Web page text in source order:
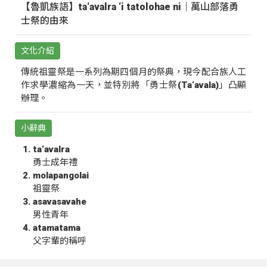
【魯凱族語】ta‘avalra ‘i tatolohae ni｜萬山部落勇
士祭的由來
文化介紹
傳統祖靈祭是一系列為期四個月的祭典，現今配合族人工
作求學濃縮為一天，並特別將「勇士祭(Ta‘avala)」凸顯
辦理。
小辭典
ta‘avalra
勇士成年禮
molapangolai
祖靈祭
asavasavahe
男性青年
atamatama
父字輩的稱呼